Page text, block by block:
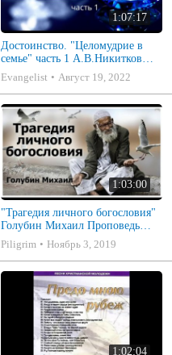
1:07:17
Достоинство. "Целомудрие в
семье" часть 1 А.В.Никитков
Беседа для семейных МСЦ ЕХБ
Evangelist Август 19, 2022
1:03:00
"Трагедия личного богословия"
Голубин Михаил Проповедь
2019
Piligrim Ноябрь 3, 2019
1:02:04